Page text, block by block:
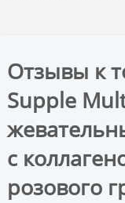
Отзывы к
Supple
с
розового